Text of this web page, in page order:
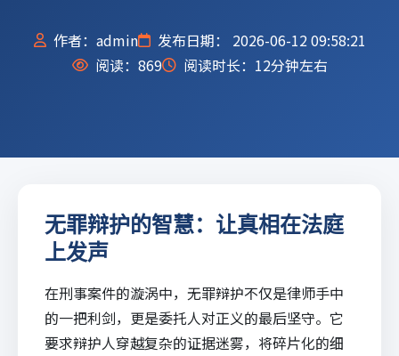
作者：admin
发布日期： 2026-06-12 09:58:21
阅读： 869 阅读时长：12分钟左右
无罪辩护的智慧：让真相在法庭
上发声
在刑事案件的漩涡中，无罪辩护不仅是律师手中
的一把利剑，更是委托人对正义的最后坚守。它
要求辩护人穿越复杂的证据迷雾，将碎片化的细